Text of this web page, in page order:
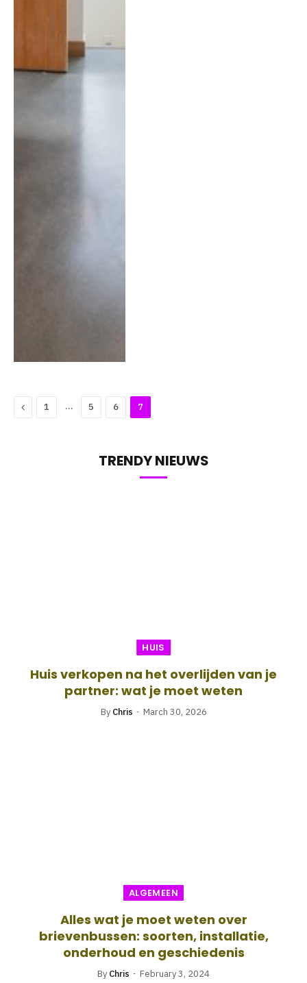
Previous
1 … 5 6 7
TRENDY NIEUWS
HUIS
Huis verkopen na het overlijden van je
partner: wat je moet weten
By Chris March 30, 2026
ALGEMEEN
Alles wat je moet weten over
brievenbussen: soorten, installatie,
onderhoud en geschiedenis
By Chris February 3, 2024